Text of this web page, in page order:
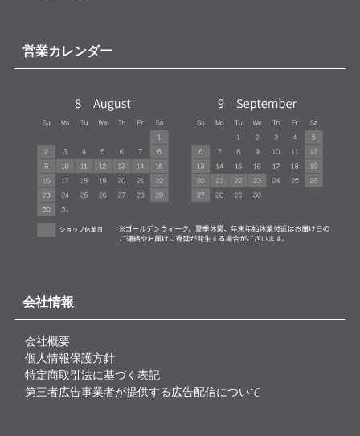
営業カレンダー
会社情報
会社概要
個人情報保護方針
特定商取引法に基づく表記
第三者広告事業者が提供する広告配信について